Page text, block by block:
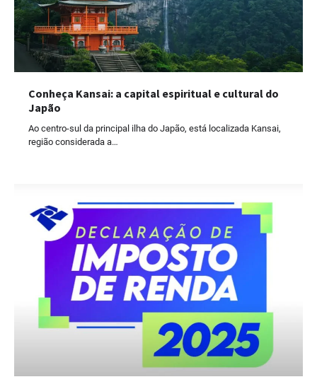
Conheça Kansai: a capital espiritual e cultural do
Japão
Ao centro-sul da principal ilha do Japão, está localizada Kansai,
região considerada a…